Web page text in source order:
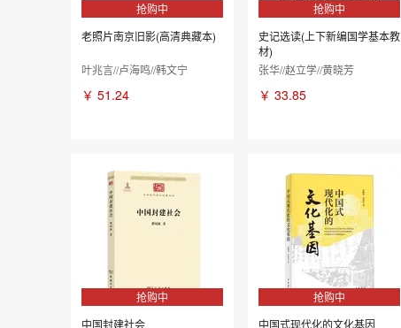
抢购中
老照片南京旧影(高清典藏本)
叶兆言//卢海鸣//韩文宁
￥ 51.24
抢购中
史记选读(上下新编国学基本教
材)
张华//赵立学//黄晓芳
￥ 33.85
抢购中
中国封建社会
抢购中
中国式现代化的文化基因